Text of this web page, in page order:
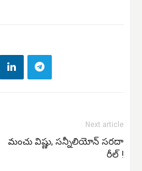
Next article
మంచు విష్ణు, సన్నీలియోన్ సరదా
రీల్ !